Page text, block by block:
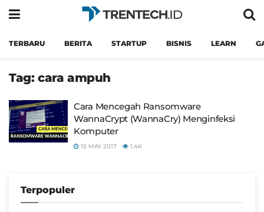
TERBARU BERITA STARTUP BISNIS LEARN
Tag: cara ampuh
Cara Mencegah Ransomware
WannaCrypt (WannaCry) Menginfeksi
Komputer
15 MAY 2017 1.4K
Terpopuler